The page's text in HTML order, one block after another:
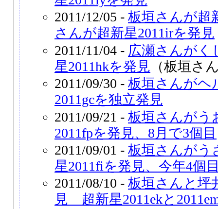
2011/12/05 - 板垣さんが超
さんが超新星2011irを発見
2011/11/04 - 広瀬さんがく
星2011hkを発見 （板垣さ
2011/09/30 - 板垣さんがヘ
2011gcを独立発見
2011/09/21 - 板垣さんがう
2011fpを発見、8月で3個目
2011/09/01 - 板垣さんがう
星2011fiを発見、今年4個
2011/08/10 - 板垣さんと坪
見 超新星2011ekと